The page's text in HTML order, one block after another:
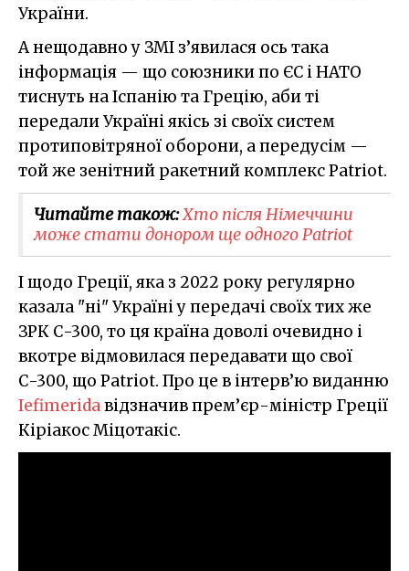
України.
А нещодавно у ЗМІ з’явилася ось така
інформація — що союзники по ЄС і НАТО
тиснуть на Іспанію та Грецію, аби ті
передали Україні якісь зі своїх систем
протиповітряної оборони, а передусім —
той же зенітний ракетний комплекс Patriot.
Читайте також:Хто після Німеччини
може стати донором ще одного Patriot
І щодо Греції, яка з 2022 року регулярно
казала "ні" Україні у передачі своїх тих же
ЗРК С-300, то ця країна доволі очевидно і
вкотре відмовилася передавати що свої
С-300, що Patriot. Про це в інтерв’ю виданню
Iefimeridaвідзначив прем’єр-міністр Греції
Кіріакос Міцотакіс.